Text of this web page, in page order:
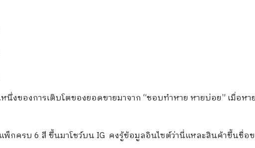
งของการเติบโตของยอดขายมาจาก “ชอบทำหาย หายบ่อย” เมื่อห
พ็กครบ 6 สี ขึ้นมาโชว์บน IG คงรู้ข้อมูลอินไซต์ว่านี่แหละสินค้าขึ้นชื่อ